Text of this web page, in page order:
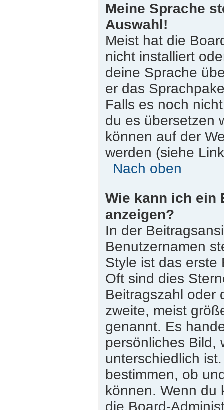
Meine Sprache
Auswahl!
Meist hat die
nicht installiert
deine Sprache
er das
Falls es noch
du es übersetzen
können auf der
werden (siehe
Nach oben
Wie kann ich ein
anzeigen?
In der
Benutzernamen
Style ist das erste
Oft sind dies
Beitragszahl oder
zweite, meist
genannt. Es
persönliches Bild,
unterschiedlich
bestimmen, ob
können. Wenn du
die Board-